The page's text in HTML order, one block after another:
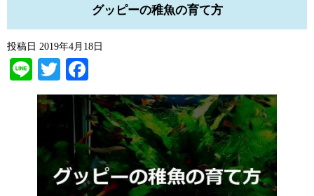
グッピーの稚魚の育て方
投稿日 2019年4月18日
LineTwitter